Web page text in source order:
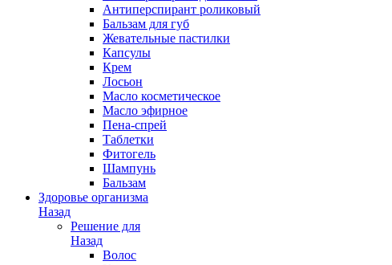
Антиперспирант роликовый
Бальзам для губ
Жевательные пастилки
Капсулы
Крем
Лосьон
Масло косметическое
Масло эфирное
Пена-спрей
Таблетки
Фитогель
Шампунь
Бальзам
Здоровье организма
Назад
Решение для
Назад
Волос